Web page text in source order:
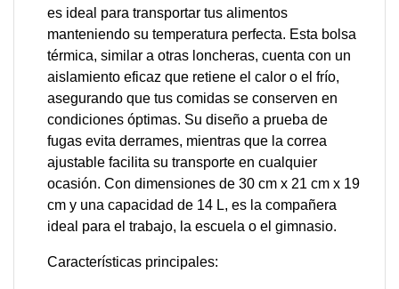
es ideal para transportar tus alimentos
manteniendo su temperatura perfecta. Esta bolsa
térmica, similar a otras loncheras, cuenta con un
aislamiento eficaz que retiene el calor o el frío,
asegurando que tus comidas se conserven en
condiciones óptimas. Su diseño a prueba de
fugas evita derrames, mientras que la correa
ajustable facilita su transporte en cualquier
ocasión. Con dimensiones de 30 cm x 21 cm x 19
cm y una capacidad de 14 L, es la compañera
ideal para el trabajo, la escuela o el gimnasio.
Características principales: